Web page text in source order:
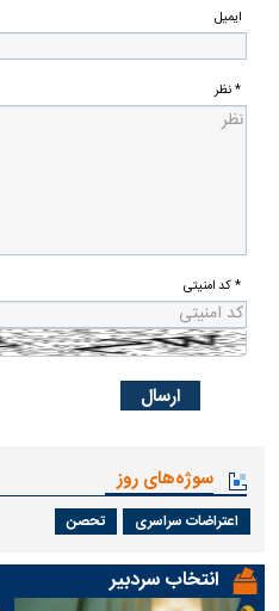
ایمیل
* نظر
* کد امنیتی
سوژه‌های روز
اعتراضات سراسری تحصن
انتخاب سردبیر